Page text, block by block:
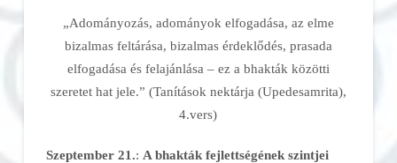
„Adományozás, adományok elfogadása, az elme
bizalmas feltárása, bizalmas érdeklődés, prasada
elfogadása és felajánlása – ez a bhakták közötti
szeretet hat jele.” (Tanítások nektárja (Upedesamrita),
4.vers)
Szeptember 21.: A bhakták fejlettségének szintjei